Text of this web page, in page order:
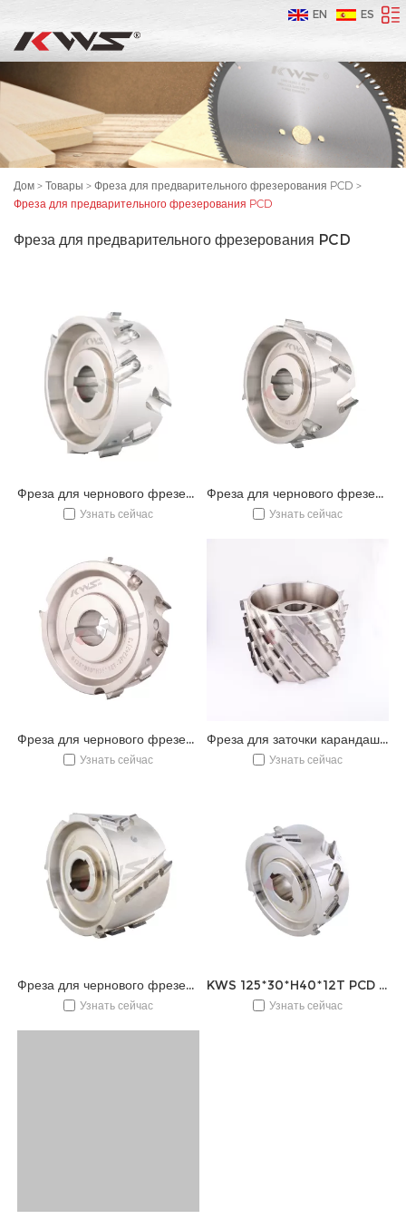
EN ES
Дом > Товары > Фреза для предварительного фрезерования PCD >
Фреза для предварительного фрезерования PCD
Фреза для предварительного фрезерования PCD
Фреза для чернового фрезерования KWS K6 125x30xH50x12T 2R P【(1+3)x3】 PCD для кромкооблицовочного станка
Узнать сейчас
Фреза для чернового фрезерования KWS K6 125x30xH50x12T 2L P【(1+3)x3】 PCD для кромкооблицовочного станка
Узнать сейчас
Фреза для чернового фрезерования KWS K6 125x30xH35x12T 2 P【(2+2)x3 PCD для кромкооблицовочного станка
Узнать сейчас
Фреза для заточки карандашей KWS 180*35*H120*66T PCD для изготовления карандашных станков
Узнать сейчас
Фреза для чернового фрезерования KWS K6 125x30xH65x18T PCD для кромкооблицовочного станка
Узнать сейчас
KWS 125*30*H40*12T PCD фреза для кромкооблицовочного станка
Узнать сейчас